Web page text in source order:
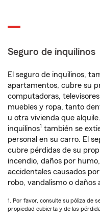
Seguro de inquilinos
El seguro de inquilinos,
apartamentos, cubre su
computadoras,
muebles y ropa, tanto
u otra vivienda que
inquilinos1 también se
personal en su carro. El
cubre pérdidas de su
incendio, daños por
accidentales causados
robo, vandalismo o daños
1. Por favor, consulte su póliza de
propiedad cubierta y de las